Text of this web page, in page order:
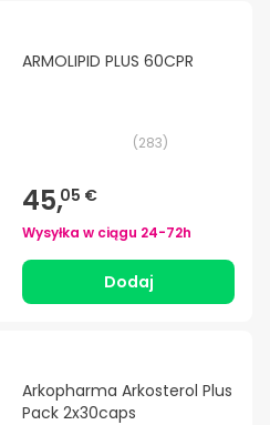
ARMOLIPID PLUS 60CPR
(283)
45,05 €
Wysyłka w ciągu 24-72h
Dodaj
Arkopharma Arkosterol Plus
Pack 2x30caps